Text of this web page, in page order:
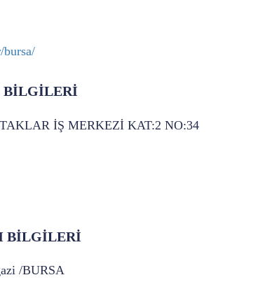
BİLGİLERİ
İŞ MERKEZİ KAT:2 NO:34
BİLGİLERİ
/BURSA